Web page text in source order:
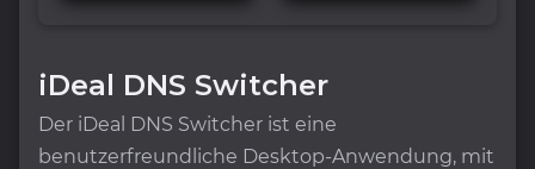
iDeal DNS Switcher
Der iDeal DNS Switcher ist eine
benutzerfreundliche Desktop-Anwendung, mit